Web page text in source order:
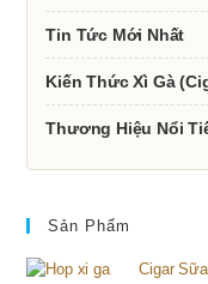
Tin Tức Mới Nhất
Kiến Thức Xì Gà
Thương Hiệu Nổi
Sản Phẩm
Cigar